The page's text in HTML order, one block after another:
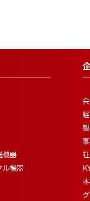
機器
ル機器